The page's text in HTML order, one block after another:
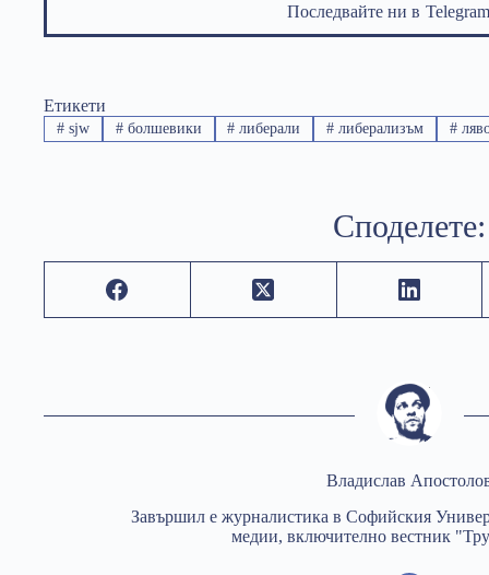
Последвайте ни в
Етикети
#sjw #болшевики # либерали # либерализъм #
Споделете:
Владислав
Завършил е журналистика в Софийския
медии, включително вестник